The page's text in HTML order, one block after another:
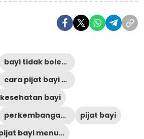
bayi tidak boleh dipijat sembarangan
cara pijat bayi yang benar
kesehatan bayi
perkembangan bayi
pijat bayi
pijat bayi menurut medis